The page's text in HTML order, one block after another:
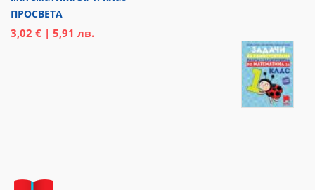
ПРОСВЕТА
3,02 € | 5,91 лв.